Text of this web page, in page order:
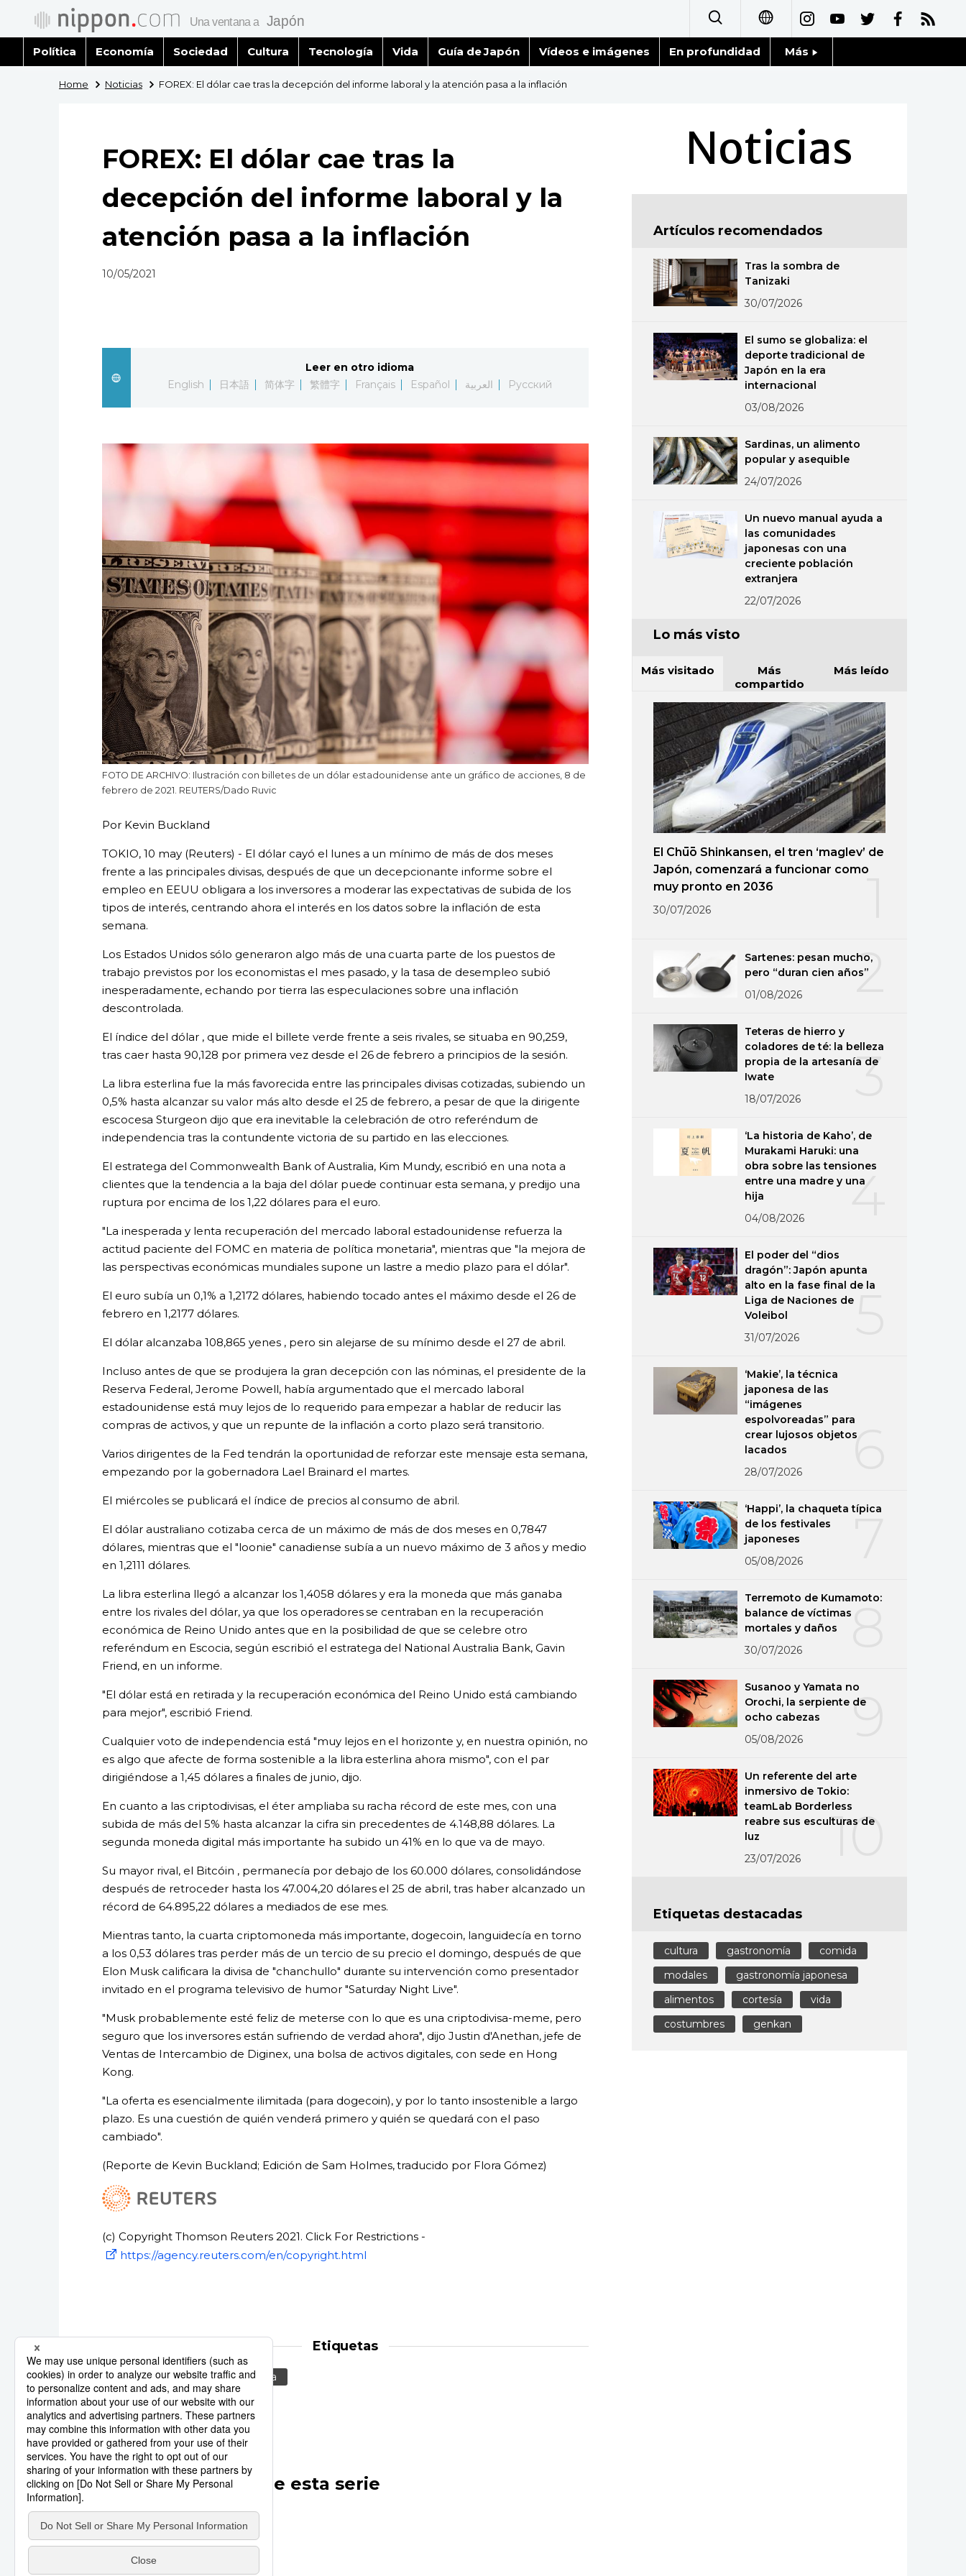
日本語
简体字
繁體字
العربية
Русский
Política Economía Sociedad Cultura Tecnología Vida Guía de Japón Vídeos e imágenes En profundidad Más
Fragmentos de Japón
Gente
Blog
Tokio
Avisos
Home Noticias FOREX: El dólar cae tras la decepción del informe laboral y la atención pasa a la inflación
FOREX: El dólar cae tras la
decepción del informe laboral y la
atención pasa a la inflación
10/05/2021
Leer en otro idioma
English
日本語 简体字 繁體字 Français Español العربية Русский
FOTO DE ARCHIVO: Ilustración con billetes de un dólar estadounidense ante un gráfico de acciones, 8 de
febrero de 2021. REUTERS/Dado Ruvic
Por Kevin Buckland
TOKIO, 10 may (Reuters) - El dólar cayó el lunes a un mínimo de más de dos meses
frente a las principales divisas, después de que un decepcionante informe sobre el
empleo en EEUU obligara a los inversores a moderar las expectativas de subida de los
tipos de interés, centrando ahora el interés en los datos sobre la inflación de esta
semana.
Los Estados Unidos sólo generaron algo más de una cuarta parte de los puestos de
trabajo previstos por los economistas el mes pasado, y la tasa de desempleo subió
inesperadamente, echando por tierra las especulaciones sobre una inflación
descontrolada.
El índice del dólar , que mide el billete verde frente a seis rivales, se situaba en 90,259,
tras caer hasta 90,128 por primera vez desde el 26 de febrero a principios de la sesión.
La libra esterlina fue la más favorecida entre las principales divisas cotizadas, subiendo un
0,5% hasta alcanzar su valor más alto desde el 25 de febrero, a pesar de que la dirigente
escocesa Sturgeon dijo que era inevitable la celebración de otro referéndum de
independencia tras la contundente victoria de su partido en las elecciones.
El estratega del Commonwealth Bank of Australia, Kim Mundy, escribió en una nota a
clientes que la tendencia a la baja del dólar puede continuar esta semana, y predijo una
ruptura por encima de los 1,22 dólares para el euro.
"La inesperada y lenta recuperación del mercado laboral estadounidense refuerza la
actitud paciente del FOMC en materia de política monetaria", mientras que "la mejora de
las perspectivas económicas mundiales supone un lastre a medio plazo para el dólar".
El euro subía un 0,1% a 1,2172 dólares, habiendo tocado antes el máximo desde el 26 de
febrero en 1,2177 dólares.
El dólar alcanzaba 108,865 yenes , pero sin alejarse de su mínimo desde el 27 de abril.
Incluso antes de que se produjera la gran decepción con las nóminas, el presidente de la
Reserva Federal, Jerome Powell, había argumentado que el mercado laboral
estadounidense está muy lejos de lo requerido para empezar a hablar de reducir las
compras de activos, y que un repunte de la inflación a corto plazo será transitorio.
Varios dirigentes de la Fed tendrán la oportunidad de reforzar este mensaje esta semana,
empezando por la gobernadora Lael Brainard el martes.
El miércoles se publicará el índice de precios al consumo de abril.
El dólar australiano cotizaba cerca de un máximo de más de dos meses en 0,7847
dólares, mientras que el "loonie" canadiense subía a un nuevo máximo de 3 años y medio
en 1,2111 dólares.
La libra esterlina llegó a alcanzar los 1,4058 dólares y era la moneda que más ganaba
entre los rivales del dólar, ya que los operadores se centraban en la recuperación
económica de Reino Unido antes que en la posibilidad de que se celebre otro
referéndum en Escocia, según escribió el estratega del National Australia Bank, Gavin
Friend, en un informe.
"El dólar está en retirada y la recuperación económica del Reino Unido está cambiando
para mejor", escribió Friend.
Cualquier voto de independencia está "muy lejos en el horizonte y, en nuestra opinión, no
es algo que afecte de forma sostenible a la libra esterlina ahora mismo", con el par
dirigiéndose a 1,45 dólares a finales de junio, dijo.
En cuanto a las criptodivisas, el éter ampliaba su racha récord de este mes, con una
subida de más del 5% hasta alcanzar la cifra sin precedentes de 4.148,88 dólares. La
segunda moneda digital más importante ha subido un 41% en lo que va de mayo.
Su mayor rival, el Bitcóin , permanecía por debajo de los 60.000 dólares, consolidándose
después de retroceder hasta los 47.004,20 dólares el 25 de abril, tras haber alcanzado un
récord de 64.895,22 dólares a mediados de ese mes.
Mientras tanto, la cuarta criptomoneda más importante, dogecoin, languidecía en torno
a los 0,53 dólares tras perder más de un tercio de su precio el domingo, después de que
Elon Musk calificara la divisa de "chanchullo" durante su intervención como presentador
invitado en el programa televisivo de humor "Saturday Night Live".
"Musk probablemente esté feliz de meterse con lo que es una criptodivisa-meme, pero
seguro que los inversores están sufriendo de verdad ahora", dijo Justin d'Anethan, jefe de
Ventas de Intercambio de Diginex, una bolsa de activos digitales, con sede en Hong
Kong.
"La oferta es esencialmente ilimitada (para dogecoin), y por lo tanto insostenible a largo
plazo. Es una cuestión de quién venderá primero y quién se quedará con el paso
cambiado".
(Reporte de Kevin Buckland; Edición de Sam Holmes, traducido por Flora Gómez)
(c) Copyright Thomson Reuters 2021. Click For Restrictions -
https://agency.reuters.com/en/copyright.html
Etiquetas
Reuters Asia Australia
Otros artículos de esta serie
Noticias
Artículos recomendados
Tras la sombra de
Tanizaki
30/07/2026
El sumo se globaliza: el
deporte tradicional de
Japón en la era
internacional
03/08/2026
Sardinas, un alimento
popular y asequible
24/07/2026
Un nuevo manual ayuda a
las comunidades
japonesas con una
creciente población
extranjera
22/07/2026
Lo más visto
Más visitado
Más
compartido
Más leído
El Chūō Shinkansen, el tren ‘maglev’ de
Japón, comenzará a funcionar como
muy pronto en 2036
30/07/2026
2
Sartenes: pesan mucho,
pero “duran cien años”
01/08/2026
3
Teteras de hierro y
coladores de té: la belleza
propia de la artesanía de
Iwate
18/07/2026
4
‘La historia de Kaho’, de
Murakami Haruki: una
obra sobre las tensiones
entre una madre y una
hija
04/08/2026
El poder del “dios
dragón”: Japón apunta
alto en la fase final de la
Liga de Naciones de
Voleibol
31/07/2026
6
‘Makie’, la técnica
japonesa de las
“imágenes
espolvoreadas” para
crear lujosos objetos
lacados
28/07/2026
7
‘Happi’, la chaqueta típica
de los festivales
japoneses
05/08/2026
8
Terremoto de Kumamoto:
balance de víctimas
mortales y daños
30/07/2026
9
Susanoo y Yamata no
Orochi, la serpiente de
ocho cabezas
05/08/2026
10
Un referente del arte
inmersivo de Tokio:
teamLab Borderless
reabre sus esculturas de
luz
23/07/2026
Etiquetas destacadas
cultura gastronomía
comida
modales
gastronomía japonesa
alimentos
cortesía
vida
costumbres
genkan